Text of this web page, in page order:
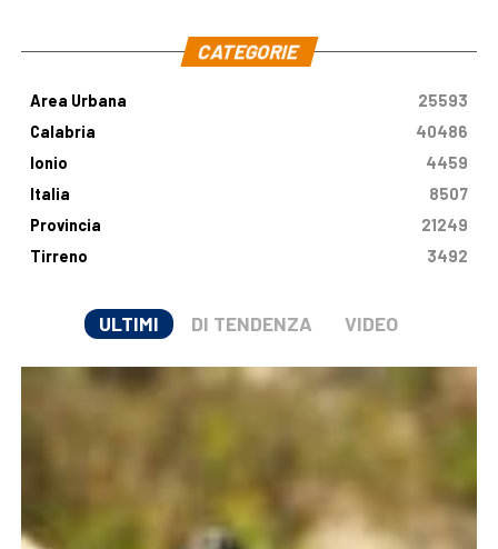
CATEGORIE
Area Urbana
25593
Calabria
40486
Ionio
4459
Italia
8507
Provincia
21249
Tirreno
3492
ULTIMI DI TENDENZA VIDEO